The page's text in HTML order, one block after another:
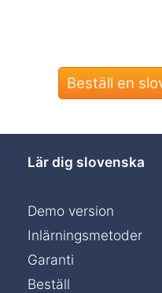
Beställ en
Lär dig slovenska
Demo version
Inlärningsmetoder
Garanti
Beställ